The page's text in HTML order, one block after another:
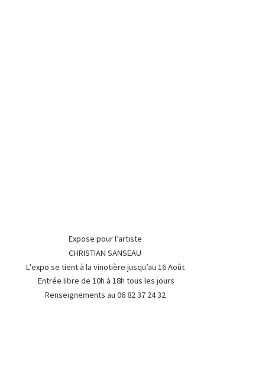
Expose pour l’artiste
CHRISTIAN SANSEAU
L’expo se tient à la vinotière jusqu’au 16 Août
Entrée libre de 10h à 18h tous les jours
Renseignements au 06 82 37 24 32